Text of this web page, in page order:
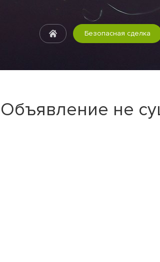
Безопасная сделка
Объявление не